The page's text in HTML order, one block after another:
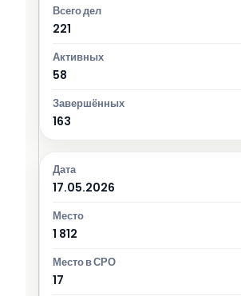
221
58
163
17.05.2026
1 812
17